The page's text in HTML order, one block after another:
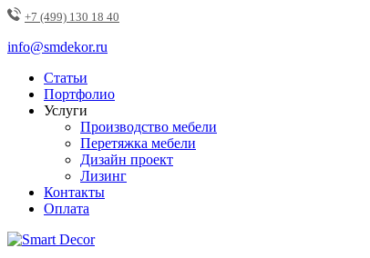
+7 (499) 130 18 40
info@smdekor.ru
Статьи
Портфолио
Услуги
Производство мебели
Перетяжка мебели
Дизайн проект
Лизинг
Контакты
Оплата